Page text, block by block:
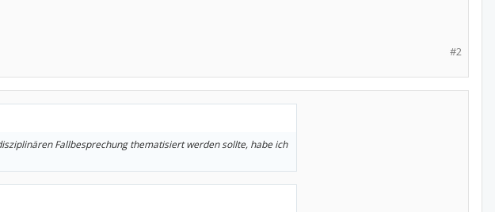
#2
Fallbesprechung thematisiert werden sollte, habe ich